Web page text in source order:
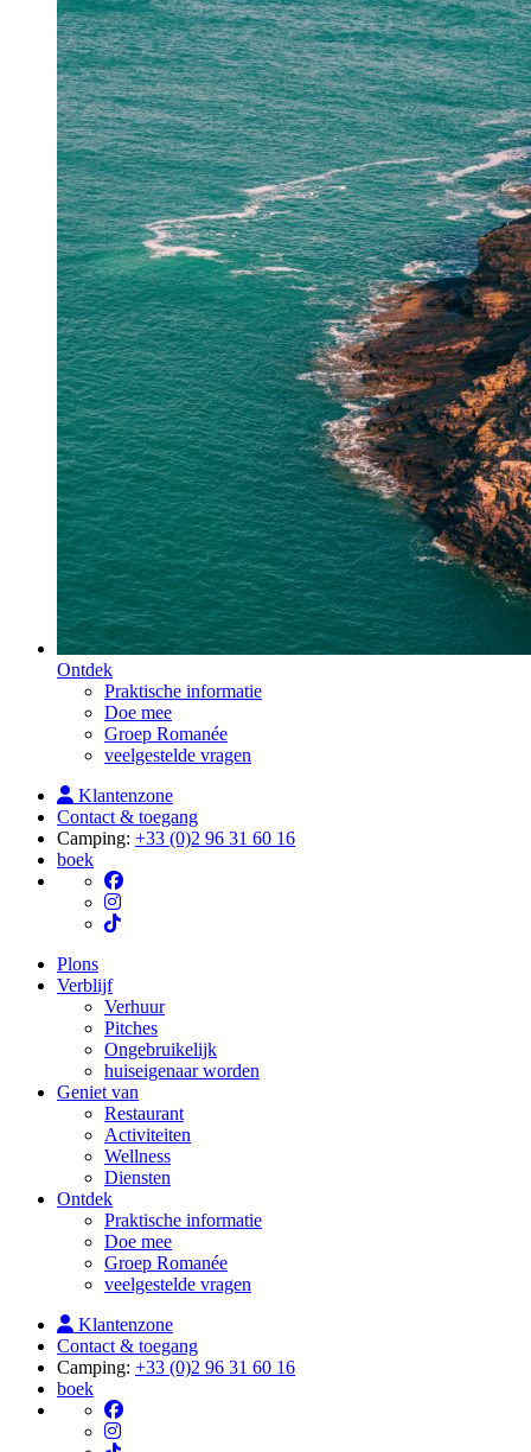
Ontdek
Praktische informatie
Doe mee
Groep Romanée
veelgestelde vragen
Klantenzone
Contact & toegang
Camping: +33 (0)2 96 31 60 16
boek
Plons
Verblijf
Verhuur
Pitches
Ongebruikelijk
huiseigenaar worden
Geniet van
Restaurant
Activiteiten
Wellness
Diensten
Ontdek
Praktische informatie
Doe mee
Groep Romanée
veelgestelde vragen
Klantenzone
Contact & toegang
Camping: +33 (0)2 96 31 60 16
boek